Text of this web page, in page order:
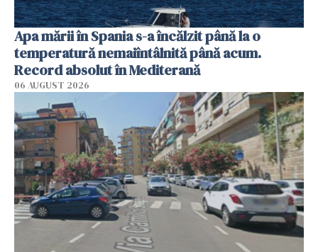
Apa mării în Spania s-a încălzit până la o
temperatură nemaiîntâlnită până acum.
Record absolut în Mediterană
06 AUGUST 2026